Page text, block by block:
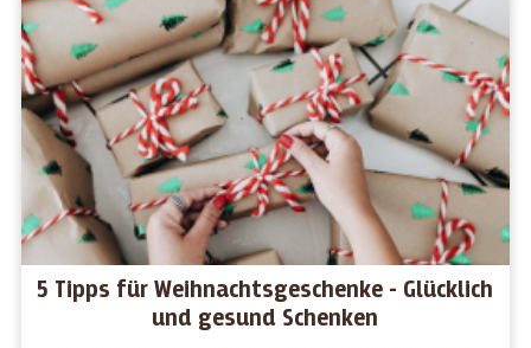
5 Tipps für Weihnachtsgeschenke - Glücklich
und gesund Schenken